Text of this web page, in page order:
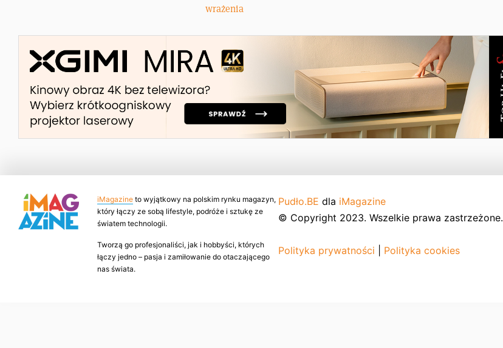
iMagazine to wyjątkowy na polskim rynku magazyn,
który łączy ze sobą lifestyle, podróże i sztukę ze
światem technologii.
Tworzą go profesjonaliści, jak i hobbyści, których
łączy jedno – pasja i zamiłowanie do otaczającego
nas świata.
Pudło.BE dla iMagazine
© Copyright 2023. Wszelkie prawa zastrzeżone.
Polityka prywatności Polityka cookies